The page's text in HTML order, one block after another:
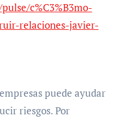
c%C3%B3mo-
relaciones-javier-
puede ayudar
riesgos. Por